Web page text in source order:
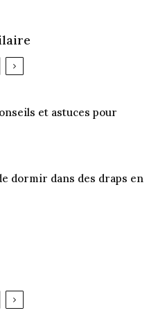
et astuces pour
dormir dans des draps en